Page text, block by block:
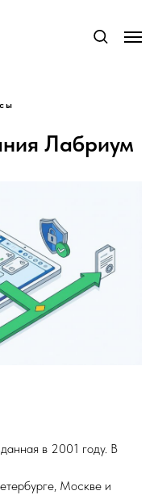
Лабриум
в 2001 году. В
Москве и